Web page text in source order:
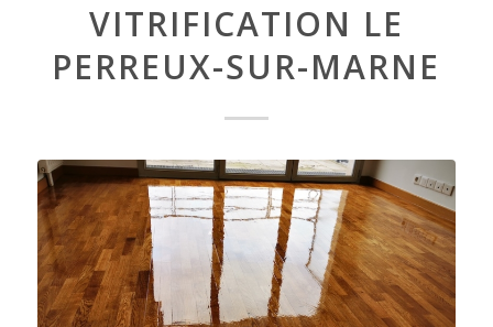
VITRIFICATION LE
PERREUX-SUR-MARNE